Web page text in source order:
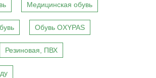
Медицинская обувь
Обувь OXYPAS
Резиновая, ПВХ